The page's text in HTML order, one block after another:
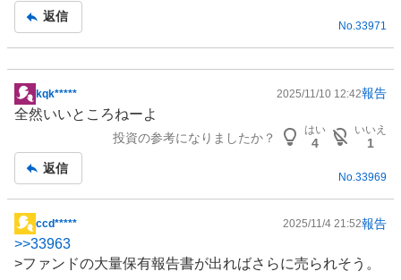
返信
No. 33971
掲
示
事
kqk***** 2025/11/10 12:42報告
全然いいところねーよ
投資の参考になりましたか？
はい
4
いいえ
1
返信
No.33969
掲
示
板
ccd***** 2025/11/4 21:52報告
>>33963
>ファンドの大量保有報告書が出ればさらに売られそう。